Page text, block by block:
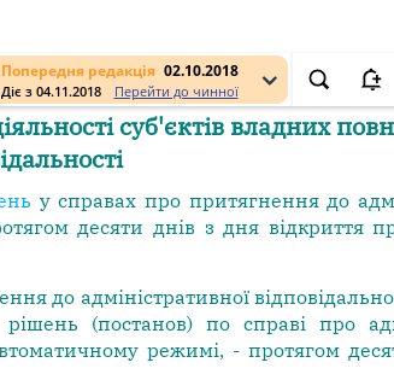
Попередня редакція 02.10.2018
Діє з 04.11.2018 Перейти до чинної